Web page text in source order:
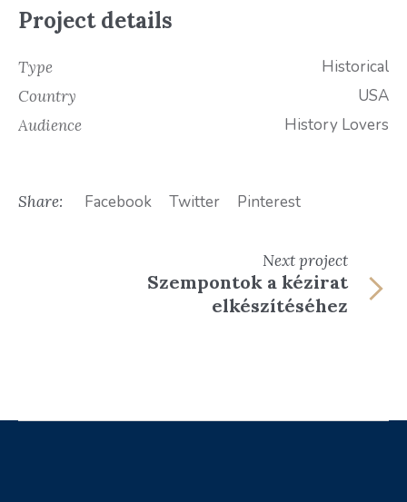
Project details
Type Historical
Country USA
Audience History Lovers
Share: Facebook Twitter Pinterest
Nextproject
Szempontok a kézirat
elkészítéséhez